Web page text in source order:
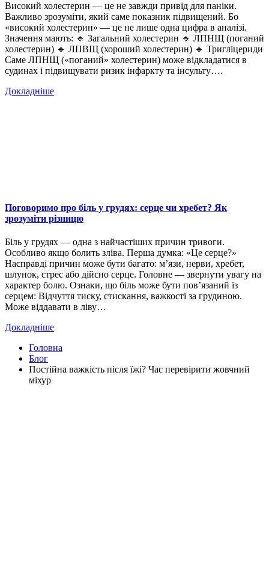
Високий холестерин — це не завжди привід для паніки.
Важливо зрозуміти, який саме показник підвищений. Бо
«високий холестерин» — це не лише одна цифра в аналізі.
Значення мають: 🔹 Загальний холестерин 🔹 ЛПНЩ (поганий
холестерин) 🔹 ЛПВЩ (хороший холестерин) 🔹 Тригліцериди
Саме ЛПНЩ («поганий» холестерин) може відкладатися в
судинах і підвищувати ризик інфаркту та інсульту….
Докладніше
Поговоримо про біль у грудях: серце чи хребет? Як
зрозуміти різницю
Біль у грудях — одна з найчастіших причин тривоги.
Особливо якщо болить зліва. Перша думка: «Це серце?»
Насправді причин може бути багато: м’язи, нерви, хребет,
шлунок, стрес або дійсно серце. Головне — звернути увагу на
характер болю. Ознаки, що біль може бути пов’язаний із
серцем: Відчуття тиску, стискання, важкості за грудиною.
Може віддавати в ліву…
Докладніше
Головна
Блог
Постійна важкість після їжі? Час перевірити жовчний
міхур